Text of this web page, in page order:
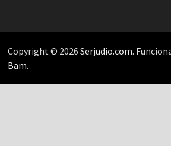
Copyright © 2026 Serjudio.com.
Bam.